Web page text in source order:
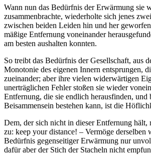
Wann nun das Bedürfnis der Erwärmung sie
zusammenbrachte, wiederholte sich jenes
zwischen beiden Leiden hin und her
mäßige Entfernung voneinander
am besten aushalten konnten.
So treibt das Bedürfnis der Gesellschaft, aus
Monotonie des eigenen Innern entsprungen,
zueinander; aber ihre vielen widerwärtigen
unerträglichen Fehler stoßen sie wieder
Entfernung, die sie endlich herausfinden, und
Beisammensein bestehen kann, ist die
Dem, der sich nicht in dieser Entfernung hält,
zu: keep your distance! – Vermöge derselben
Bedürfnis gegenseitiger Erwärmung nur
dafür aber der Stich der Stacheln nicht